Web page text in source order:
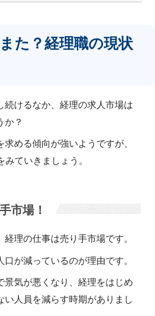
た？経理職の現状
続けるなか、経理の求人市場は
か？
める傾向が強いようですが、
ていきましょう。
市場！
理の仕事は売り手市場です。
が減っているのが理由です。
景気が悪くなり、経理をはじめ
い人員を減らす時期がありまし